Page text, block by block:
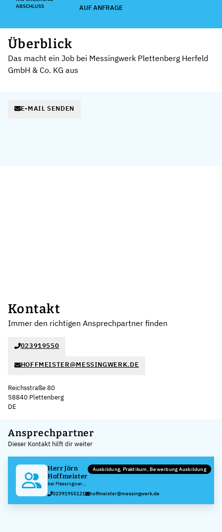
ABSCHLUSS
AUF ANFRAGE
Überblick
Das macht ein Job bei Messingwerk Plettenberg Herfeld
GmbH & Co. KG aus
E-MAIL SENDEN
Kontakt
Immer den richtigen Ansprechpartner finden
023919550
HOFFMEISTER@MESSINGWERK.DE
Reichsstraße 80
58840 Plettenberg
DE
+
−
Ansprechpartner
Dieser Kontakt hilft dir weiter
Herr Jörn
Hoffmeister
bei Messingwerk
Plettenberg
Herfeld GmbH &
Co. KG
Ausbildung, Praktikum, Bewerbung Ausbildung
02391955121 hoffmeister@messingwerk.de